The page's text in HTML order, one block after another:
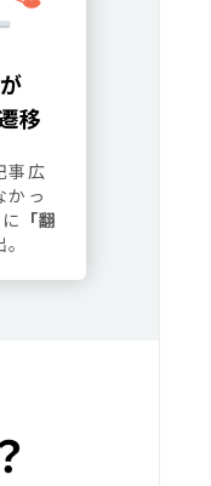
が
移
事広
かっ
「翻